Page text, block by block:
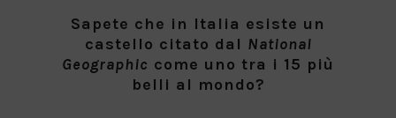
Sapete che in Italia esiste un
castello citato dal National
Geographic come uno tra i 15 più
belli al mondo?